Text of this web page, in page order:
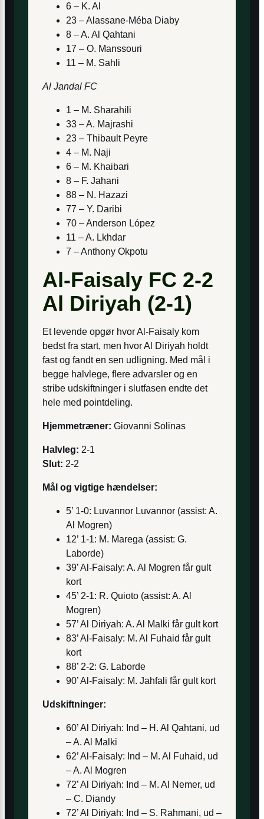
6 – K. Al
23 – Alassane-Méba Diaby
8 – A. Al Qahtani
17 – O. Manssouri
11 – M. Sahli
Al Jandal FC
1 – M. Sharahili
33 – A. Majrashi
23 – Thibault Peyre
4 – M. Naji
6 – M. Khaibari
8 – F. Jahani
88 – N. Hazazi
77 – Y. Daribi
70 – Anderson López
11 – A. Lkhdar
7 – Anthony Okpotu
Al-Faisaly FC 2-2
Al Diriyah (2-1)
Et levende opgør hvor Al-Faisaly kom
bedst fra start, men hvor Al Diriyah holdt
fast og fandt en sen udligning. Med mål i
begge halvlege, flere advarsler og en
stribe udskiftninger i slutfasen endte det
hele med pointdeling.
Hjemmetræner: Giovanni Solinas
Halvleg: 2-1
Slut: 2-2
Mål og vigtige hændelser:
5’ 1-0: Luvannor Luvannor (assist: A.
Al Mogren)
12’ 1-1: M. Marega (assist: G.
Laborde)
39’ Al-Faisaly: A. Al Mogren får gult
kort
45’ 2-1: R. Quioto (assist: A. Al
Mogren)
57’ Al Diriyah: A. Al Malki får gult kort
83’ Al-Faisaly: M. Al Fuhaid får gult
kort
88’ 2-2: G. Laborde
90’ Al-Faisaly: M. Jahfali får gult kort
Udskiftninger:
60’ Al Diriyah: Ind – H. Al Qahtani, ud
– A. Al Malki
62’ Al-Faisaly: Ind – M. Al Fuhaid, ud
– A. Al Mogren
72’ Al Diriyah: Ind – M. Al Nemer, ud
– C. Diandy
72’ Al Diriyah: Ind – S. Rahmani, ud –